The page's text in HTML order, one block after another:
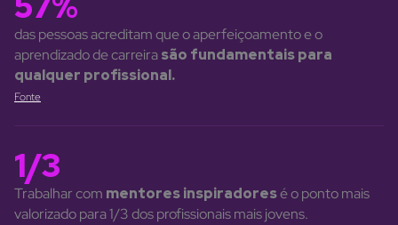
das pessoas acreditam que o aperfeiçoamento e o
aprendizado de carreirasão fundamentais para
qualquer profissional.
Fonte
1/3
Trabalhar com mentores inspiradoresé o ponto mais
valorizado para 1/3 dos profissionais mais jovens.